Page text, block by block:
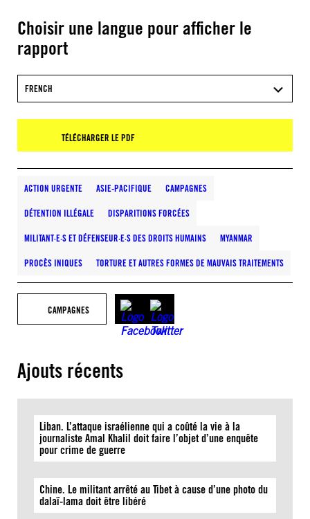
Choisir une langue pour afficher le
rapport
FRENCH
TÉLÉCHARGER LE PDF
ACTION URGENTE ASIE-PACIFIQUE CAMPAGNES
DÉTENTION ILLÉGALE DISPARITIONS FORCÉES
MILITANT·E·S ET DÉFENSEUR·E·S DES DROITS HUMAINS MYANMAR
PROCÈS INIQUES TORTURE ET AUTRES FORMES DE MAUVAIS TRAITEMENTS
CAMPAGNES
Ajouts récents
Liban. L’attaque israélienne qui a coûté la vie à la
journaliste Amal Khalil doit faire l’objet d’une enquête
pour crime de guerre
Chine. Le militant arrêté au Tibet à cause d’une photo du
dalaï-lama doit être libéré